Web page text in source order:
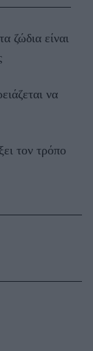
ζώδια είναι
να
τον τρόπο